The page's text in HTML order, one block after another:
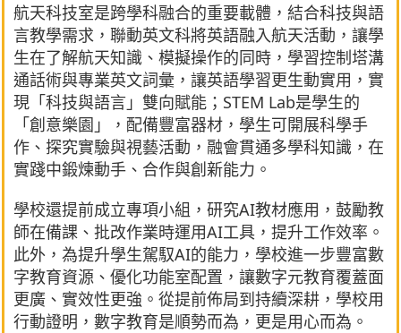
航天科技室是跨學科融合的重要載體，結合科技與語
言教學需求，聯動英文科將英語融入航天活動，讓學
生在了解航天知識、模擬操作的同時，學習控制塔溝
通話術與專業英文詞彙，讓英語學習更生動實用，實
現「科技與語言」雙向賦能；STEM Lab是學生的
「創意樂園」，配備豐富器材，學生可開展科學手
作、探究實驗與視藝活動，融會貫通多學科知識，在
實踐中鍛煉動手、合作與創新能力。
學校還提前成立專項小組，研究AI教材應用，鼓勵教
師在備課、批改作業時運用AI工具，提升工作效率。
此外，為提升學生駕馭AI的能力，學校進一步豐富數
字教育資源、優化功能室配置，讓數字元教育覆蓋面
更廣、實效性更強。從提前佈局到持續深耕，學校用
行動證明，數字教育是順勢而為，更是用心而為。